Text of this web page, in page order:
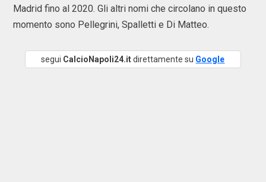
Madrid fino al 2020. Gli altri nomi che circolano in questo
momento sono Pellegrini, Spalletti e Di Matteo.
segui CalcioNapoli24.itdirettamente su Google